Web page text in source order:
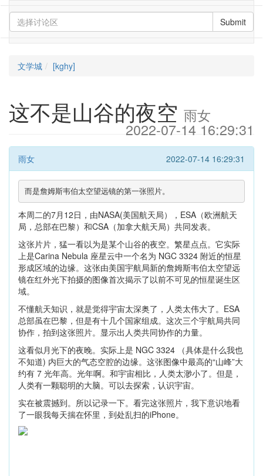
Submit
文学城 [kghy]
这不是山谷的夜空 雨女
2022-07-14 16:29:31
雨女 2022-07-14 16:29:31
而是詹姆斯韦伯太空望远镜的第一张照片。
本周二的7月12日，由NASA(美国航天局），ESA（欧洲航天
局，总部在巴黎）和CSA（加拿大航天局）共同发表。
这张片片，猛一看以为是某个山谷的夜空。繁星点点。它实际
上是Carina Nebula 座星云中一个名为 NGC 3324 附近的恒星
形成区域的边缘。这张由美国宇航局新的詹姆斯韦伯太空望远
镜在红外光下拍摄的图像首次揭示了以前不可见的恒星诞生区
域。
不懂航天知识，就是觉得宇宙太深奥了，人类太伟大了。ESA
总部虽在巴黎，但是有十几个国家组成。这次三个宇航局共同
协作，拍到这张照片。显示出人类共同协作的力量。
这看似月光下的夜晚。实际上是 NGC 3324 （具体是什么我也
不知道) 内巨大的气态空腔的边缘。这张图像中最高的“山峰”大
约有 7 光年高。光年啊。和宇宙相比，人类太渺小了。但是，
人类有一颗聪明的大脑。可以去探索，认识宇宙。
实在被震撼到。所以记录一下。看完这张照片，我下意识地看
了一眼我每天揣在怀里，到处乱扫的iPhone。